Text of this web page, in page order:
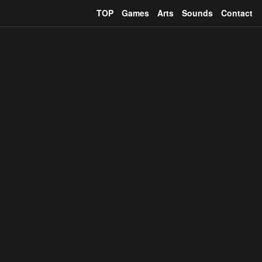
TOP Games Arts Sounds Contact